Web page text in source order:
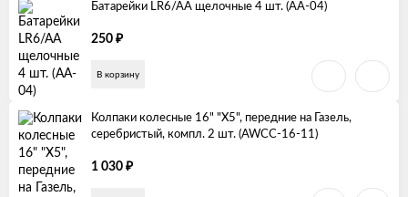
Батарейки LR6/AA щелочные 4 шт. (AA-04)
250 ₽
В корзину
Колпаки колесные 16" "Х5", передние на Газель,
серебристый, компл. 2 шт. (AWCC-16-11)
1 030 ₽